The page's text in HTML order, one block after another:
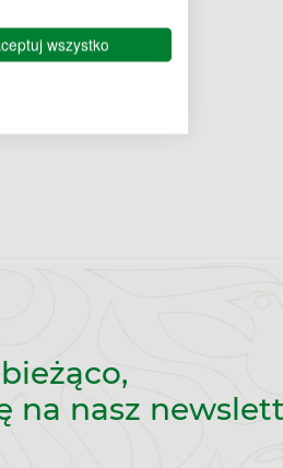
wszystko
na nasz